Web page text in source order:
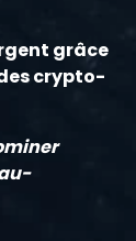
grâce
crypto-